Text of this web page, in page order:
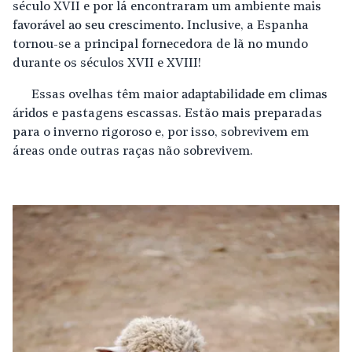
século XVII e por lá encontraram um ambiente mais
favorável ao seu crescimento. Inclusive, a Espanha
tornou-se a principal fornecedora de lã no mundo
durante os séculos XVII e XVIII!
Essas ovelhas têm maior adaptabilidade em climas
áridos e pastagens escassas. Estão mais preparadas
para o inverno rigoroso e, por isso, sobrevivem em
áreas onde outras raças não sobrevivem.